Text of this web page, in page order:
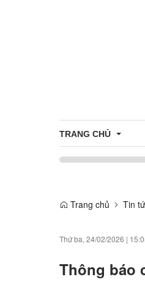
TRANG CHỦ
Trang chủ
Tin
Thứ ba, 24/02/2026 |
Thông báo